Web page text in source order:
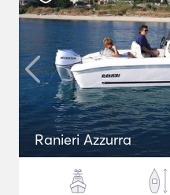
Ranieri Azzurra